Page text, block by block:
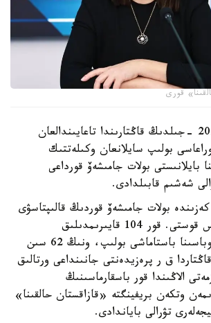
قورى
ول بۇل قىزمەتكە 2022 -جىلدىڭ قاڭتارىندا تاعايىندالعان
بولىپ سايلانعان وكىلەتتىك
بايلانىستى بولات جامىشەۆ قورداعى
شەشىم قابىلدادى.
بولات جامىشەۆ قوردىڭ قالىپتاسۋى
مەن دامۋىنا زور ۇلەس قوستى. قور 104 قايىرىمدىلىق
باعدارلاماسى مەن جوباسىنا باستاماشى بولىپ، ونىڭ 62 سىن
اسىردى. 29-قاڭتاردا ق ر پرەزيدەنتى جانىنداعى ورتالىق
الاڭىندا قور باسقارماسىنىڭ
وتكەن بريفينگتە «قازاقستان حالقىنا»
تۋرالى باياندادى.